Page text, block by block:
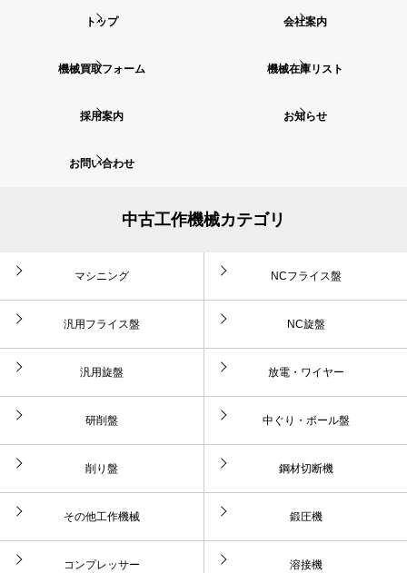
トップ 会社案内
機械買取フォーム 機械在庫リスト
採用案内 お知らせ
お問い合わせ
中古工作機械カテゴリ
マシニング NCフライス盤
汎用フライス盤 NC旋盤
汎用旋盤 放電・ワイヤー
研削盤 中ぐり・ボール盤
削り盤 鋼材切断機
その他工作機械 鍛圧機
コンプレッサー 溶接機